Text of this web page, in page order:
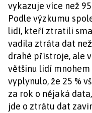
vykazuje více než
Podle výzkumu
lidí, kteří ztratili
vadila ztráta dat
drahé přístroje, ale
většinu lidí mnohem
vyplynulo, že 25 %
za rok o nějaká
jde o ztrátu dat